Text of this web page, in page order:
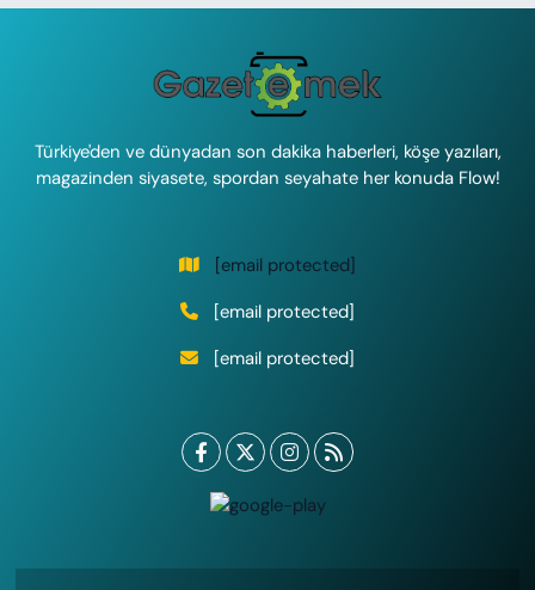
Türkiye'den ve dünyadan son dakika haberleri, köşe yazıları,
magazinden siyasete, spordan seyahate her konuda Flow!
[email protected]
[email protected]
[email protected]